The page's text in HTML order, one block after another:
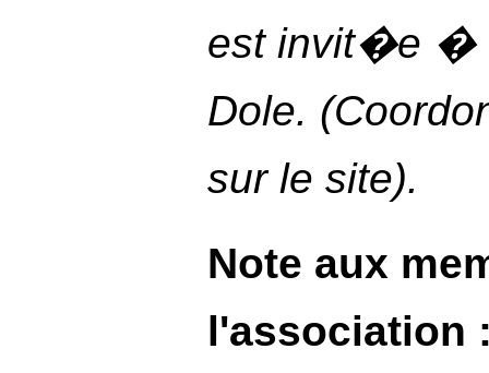
est invit�e �
Dole.
sur le site).
Note aux
l'association